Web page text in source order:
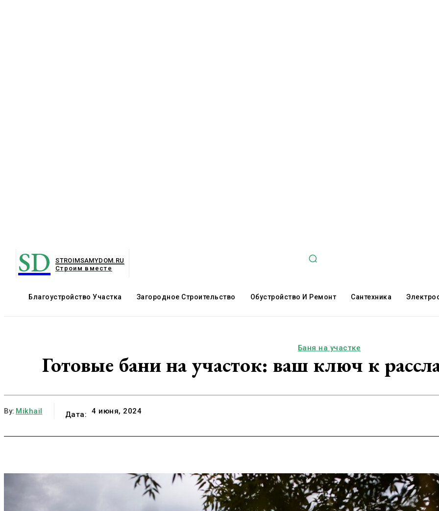
SD
STROIMSAMYDOM.RU
Строим вместе
Благоустройство Участка Загородное Строительство Обустройство И Ремонт Сантехника
Баня на участке
Готовые бани на участок: ваш ключ к
By: Mikhail Дата: 4 июня, 2024